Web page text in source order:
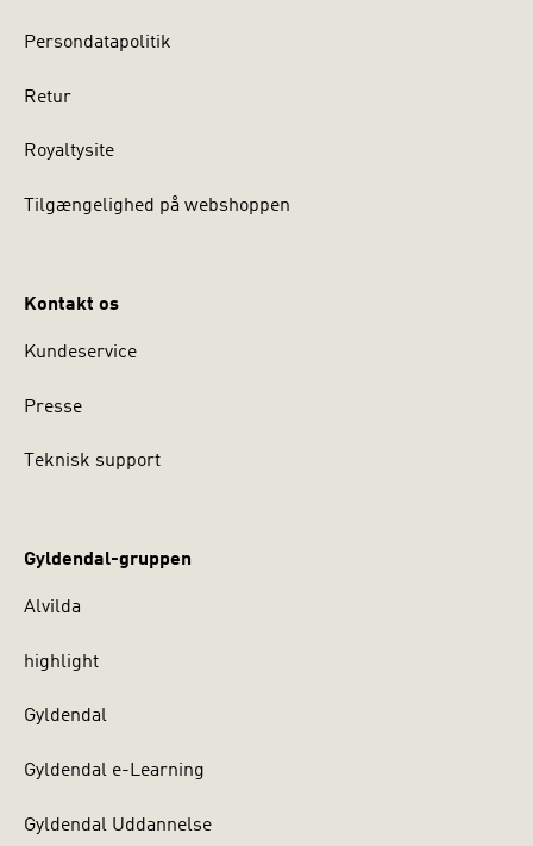
Persondatapolitik
Retur
Royaltysite
Tilgængelighed på webshoppen
Kontakt os
Kundeservice
Presse
Teknisk support
Gyldendal-gruppen
Alvilda
highlight
Gyldendal
Gyldendal e-Learning
Gyldendal Uddannelse